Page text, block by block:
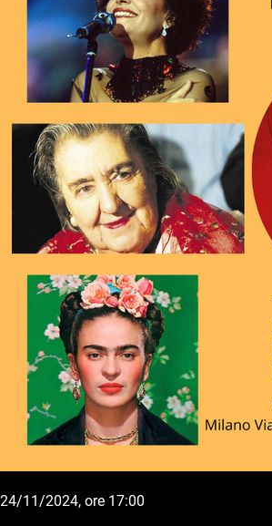
24/11/2024, ore 17:00